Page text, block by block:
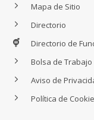
Mapa de Sitio
Directorio
Directorio de
Bolsa de Trabajo
Aviso de
Política de